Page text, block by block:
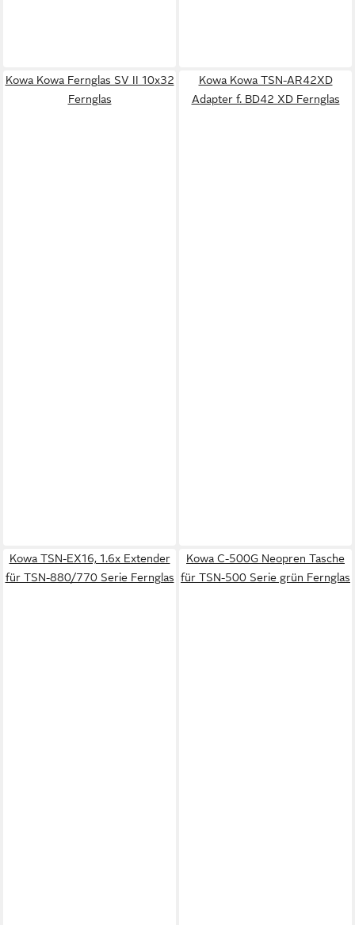
Kowa Kowa Fernglas SV II 10x32
Fernglas
Kowa Kowa TSN-AR42XD
Adapter f. BD42 XD Fernglas
Kowa TSN-EX16, 1.6x Extender
für TSN-880/770 Serie Fernglas
Kowa C-500G Neopren Tasche
für TSN-500 Serie grün Fernglas